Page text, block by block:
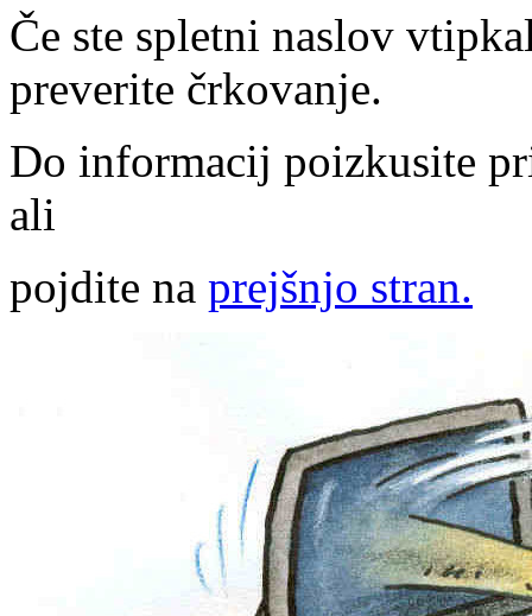
Če ste spletni naslov
preverite črkovanje.
Do informacij poizkusite
ali
pojdite na prejšnjo stran.